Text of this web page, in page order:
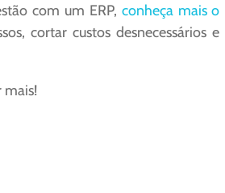
com um ERP, conheça mais o
cortar custos desnecessários e
mais!